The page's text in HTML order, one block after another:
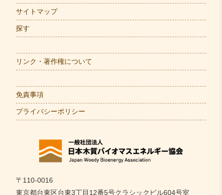
サイトマップ
探す
リンク・著作権について
免責事項
プライバシーポリシー
〒110-0016
東京都台東区台東3丁目12番5号クラシックビル604号室